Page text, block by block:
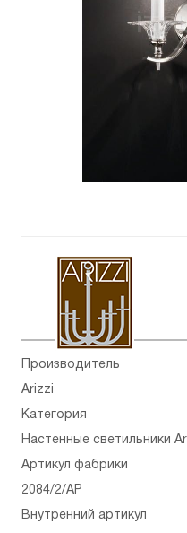
Производитель
Arizzi
Категория
Настенные светильники
Артикул фабрики
2084/2/AP
Внутренний артикул